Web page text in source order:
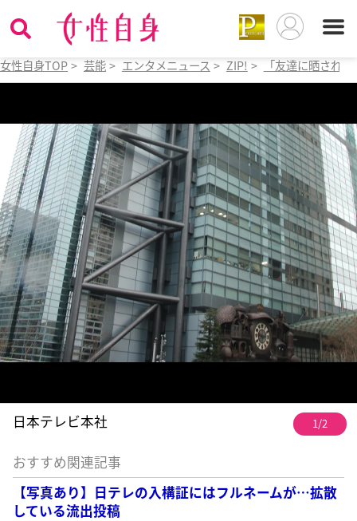
女性自身TOP > 芸能 > エンタメニュース > ZIP! > 「友達に晒され
日本テレビ本社 1/2
おすすめ関連記事
【写真あり】日テレの入構証にはフルネームが…拡散
している流出投稿